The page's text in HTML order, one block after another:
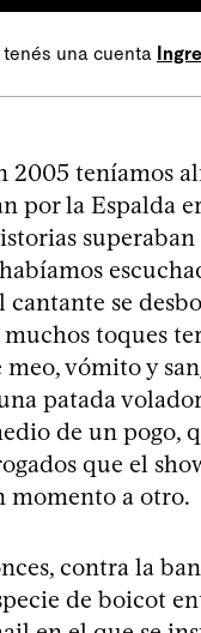
tenés una cuenta
2005 teníamos
por la Espalda
cantante se
muchos toques
vómito y
patada
de un pogo,
que el
momento a otro.
contra la
de boicot